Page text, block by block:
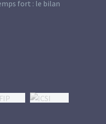
fort : le bilan